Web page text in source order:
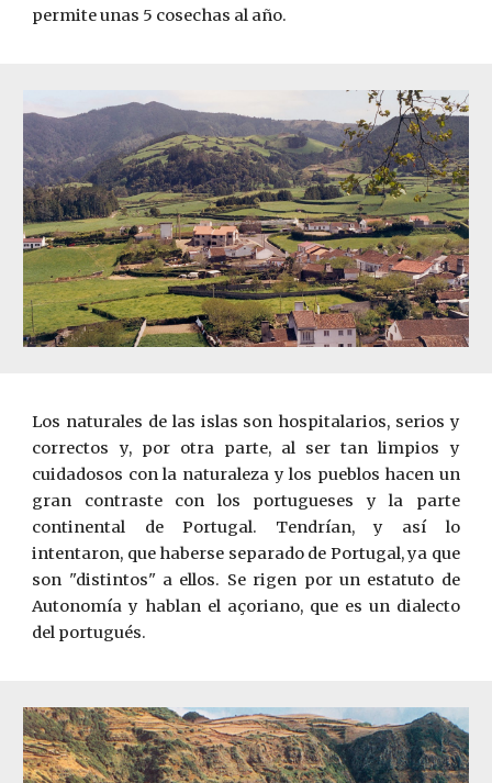
permite unas 5 cosechas al año.
Los naturales de las islas son hospitalarios, serios y
correctos y, por otra parte, al ser tan limpios y
cuidadosos con la naturaleza y los pueblos hacen un
gran contraste con los portugueses y la parte
continental de Portugal. Tendrían, y así lo
intentaron, que haberse separado de Portugal, ya que
son "distintos" a ellos. Se rigen por un estatuto de
Autonomía y hablan el açoriano, que es un dialecto
del portugués.